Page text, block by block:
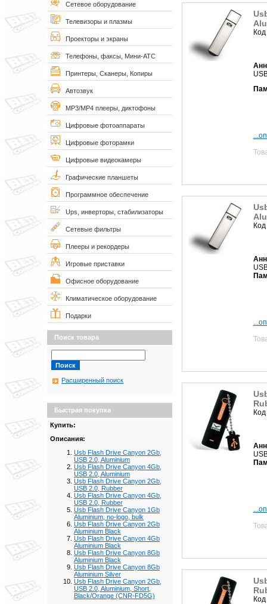
Сетевое оборудование
Телевизоры и плазмы
Проекторы и экраны
Телефоны, факсы, Мини-АТС
Принтеры, Сканеры, Копиры
Автозвук
MP3/MP4 плееры, диктофоны
Цифровые фотоаппараты
Цифровые фоторамки
Цифровые видеокамеры
Графические планшеты
Программное обеспечение
Ups, инверторы, стабилизаторы
Сетевые фильтры
Плееры и рекордеры
Игровые приставки
Офисное оборудование
Климатическое оборудование
Подарки
Поиск товара
Расширенный поиск
Быстрая покупка
Купить:
Описания:
Usb Flash Drive Canyon 2Gb,
USB 2.0, Aluminium
Usb Flash Drive Canyon 4Gb,
USB 2.0, Aluminium
Usb Flash Drive Canyon 2Gb,
USB 2.0, Rubber
Usb Flash Drive Canyon 4Gb,
USB 2.0, Rubber
Usb Flash Drive Canyon 1Gb
Aluminium, no-logo, bulk
Usb Flash Drive Canyon 2Gb
Aluminium Black
Usb Flash Drive Canyon 4Gb
Aluminium Black
Usb Flash Drive Canyon 8Gb
Aluminium Black
Usb Flash Drive Canyon 8Gb
Aluminium Silver
Usb Flash Drive Canyon 2Gb,
USB 2.0, Aluminium, Short,
Black/Orange (CNR-FD5G)